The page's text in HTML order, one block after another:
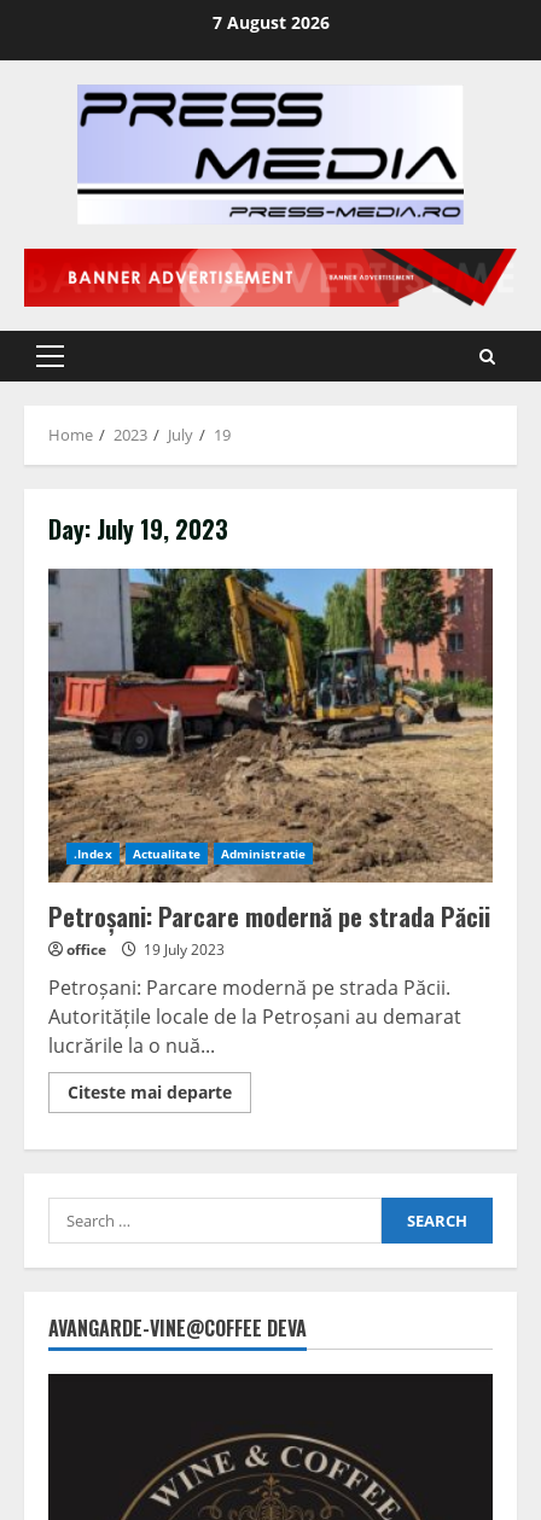
7 August 2026
Primary
Home 2023 July 19
Day: July 19, 2023
.Index Actualitate Administratie
Petroșani: Parcare modernă pe strada Păcii
office 19 July 2023
Petroșani: Parcare modernă pe strada Păcii.
Autoritățile locale de la Petroșani au demarat
lucrările la o nuă...
Citeste mai departeRead
more
pe
Search
for:
AVANGARDE-VINE@COFFEE DEVA